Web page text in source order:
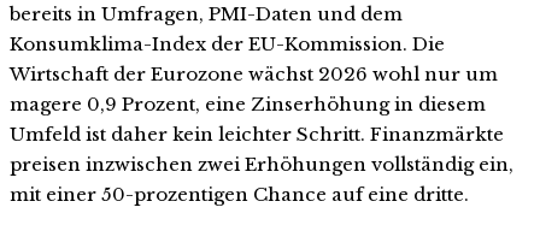
bereits in Umfragen, PMI-Daten und dem
Konsumklima-Index der EU-Kommission. Die
Wirtschaft der Eurozone wächst 2026 wohl nur um
magere 0,9 Prozent, eine Zinserhöhung in diesem
Umfeld ist daher kein leichter Schritt. Finanzmärkte
preisen inzwischen zwei Erhöhungen vollständig ein,
mit einer 50-prozentigen Chance auf eine dritte.